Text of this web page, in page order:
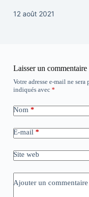
12 août 2021
Laisser un commentaire
Votre adresse e-mail ne sera
indiqués avec *
Nom *
E-mail *
Site web
Ajouter un commentaire